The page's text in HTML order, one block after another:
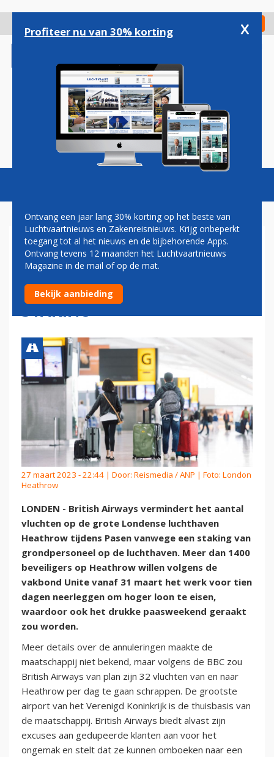
gaan
Check in
Magazine Podcasts Vacatures
BRITISH AIRWAYS
VERMINDERT VLUCHTEN
HEATHROW MET PASEN OM
STAKING
27 maart 2023 - 22:44 | Door: Reismedia / ANP | Foto: London
Heathrow
LONDEN - British Airways vermindert het aantal
vluchten op de grote Londense luchthaven
Heathrow tijdens Pasen vanwege een staking van
grondpersoneel op de luchthaven. Meer dan 1400
beveiligers op Heathrow willen volgens de
vakbond Unite vanaf 31 maart het werk voor tien
dagen neerleggen om hoger loon te eisen,
waardoor ook het drukke paasweekend geraakt
zou worden.
Meer details over de annuleringen maakte de
maatschappij niet bekend, maar volgens de BBC zou
British Airways van plan zijn 32 vluchten van en naar
Heathrow per dag te gaan schrappen. De grootste
airport van het Verenigd Koninkrijk is de thuisbasis van
de maatschappij. British Airways biedt alvast zijn
excuses aan gedupeerde klanten aan voor het
ongemak en stelt dat ze kunnen omboeken naar een
Profiteer nu van 30% korting x
Ontvang een jaar lang 30% korting op het beste van
Luchtvaartnieuws en Zakenreisnieuws. Krijg onbeperkt
toegang tot al het nieuws en de bijbehorende Apps.
Ontvang tevens 12 maanden het Luchtvaartnieuws
Magazine in de mail of op de mat.
Bekijk aanbieding